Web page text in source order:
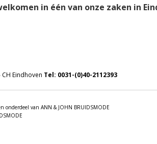
in één van onze zaken in
Eindhoven Tel: 0031-(0)40-2112393
onderdeel van ANN & JOHN BRUIDSMODE